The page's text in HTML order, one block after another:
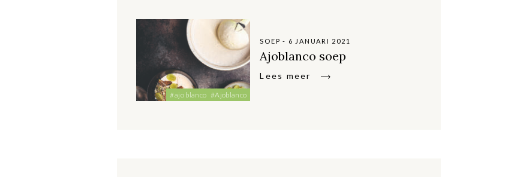
#ajo blanco #Ajoblanco
SOEP - 6 JANUARI 2021
Ajoblanco soep
Lees meer